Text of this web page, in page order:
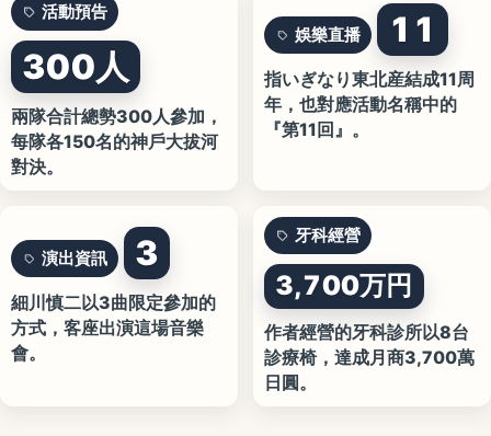
活動預告
300人
兩隊合計總勢300人參加，
每隊各150名的神戶大拔河
對決。
娛樂直播 11
指いぎなり東北産結成11周
年，也對應活動名稱中的
『第11回』。
演出資訊 3
細川慎二以3曲限定參加的
方式，客座出演這場音樂
會。
牙科經營
3,700万円
作者經營的牙科診所以8台
診療椅，達成月商3,700萬
日圓。